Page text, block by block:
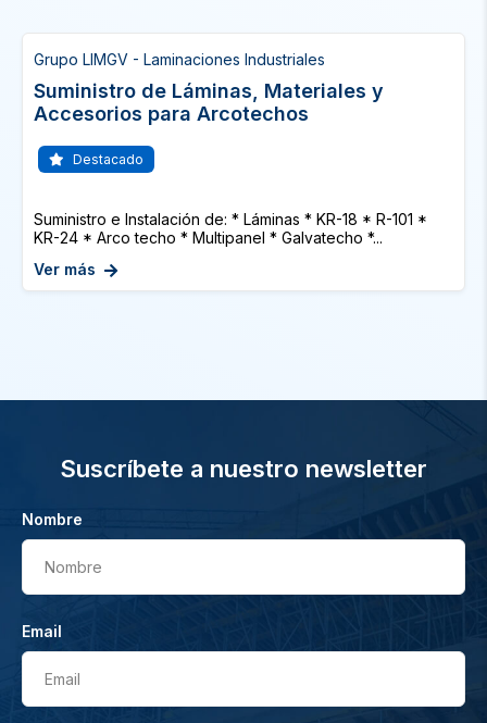
Grupo LIMGV - Laminaciones Industriales
Suministro de Láminas, Materiales y
Accesorios para Arcotechos
Destacado
Suministro e Instalación de: * Láminas * KR-18 * R-101 *
KR-24 * Arco techo * Multipanel * Galvatecho *...
Ver más
Suscríbete a nuestro newsletter
Nombre
Nombre
Email
Email